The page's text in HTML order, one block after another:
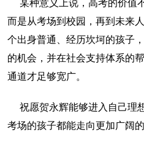
某种意义上说，高考的价值
而是从考场到校园，再到未来
个出身普通、经历坎坷的孩子
的机会，并在社会支持体系的
通道才足够宽广。
祝愿贺永辉能够进入自己理
考场的孩子都能走向更加广阔的